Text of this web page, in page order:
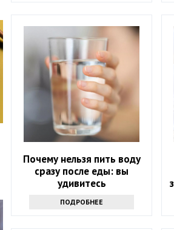
Почему нельзя пить воду
сразу после еды: вы
удивитесь
ПОДРОБНЕЕ